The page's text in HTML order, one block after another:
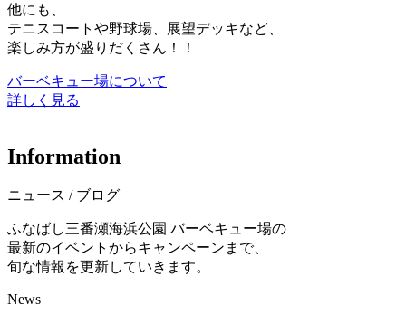
他にも、
テニスコートや野球場、展望デッキなど、
楽しみ方が盛りだくさん！！
バーベキュー場について
詳しく見る
Information
ニュース / ブログ
ふなばし三番瀬海浜公園 バーベキュー場の
最新のイベントからキャンペーンまで、
旬な情報を更新していきます。
News